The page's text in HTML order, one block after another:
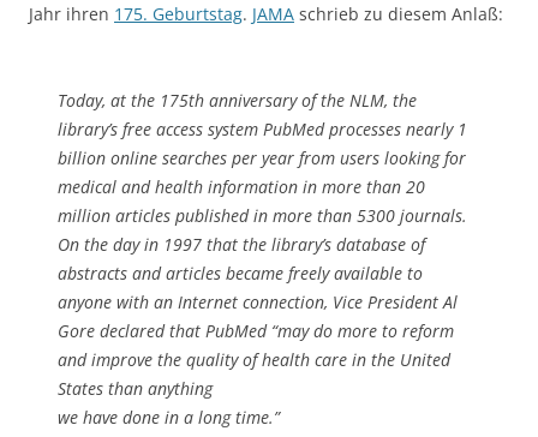
Jahr ihren 175. Geburtstag. JAMA schrieb zu diesem Anlaß:
Today, at the 175th anniversary of the NLM, the
library’s free access system PubMed processes nearly 1
billion online searches per year from users looking for
medical and health information in more than 20
million articles published in more than 5300 journals.
On the day in 1997 that the library’s database of
abstracts and articles became freely available to
anyone with an Internet connection, Vice President Al
Gore declared that PubMed “may do more to reform
and improve the quality of health care in the United
States than anything
we have done in a long time.”